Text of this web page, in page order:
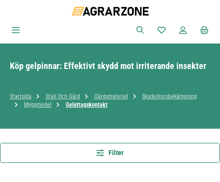
Du har 0 objekt i
Köp gelpinnar: Effektivt skydd mot irriterande insekter
Startsida Stall Och Gård Gårdsmateriel
Skadedjursbekämpning
Myggmedel
Geluttagskontakt
Filter